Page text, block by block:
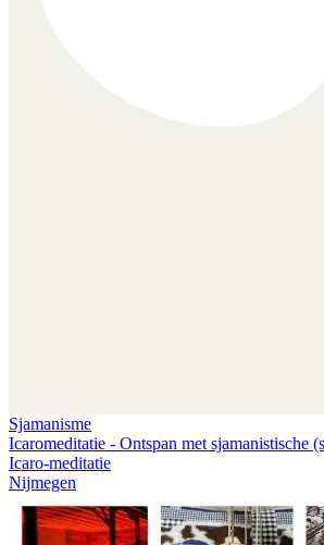
Sjamanisme
Icaromeditatie - Ontspan met sjamanistische
Icaro-meditatie
Nijmegen